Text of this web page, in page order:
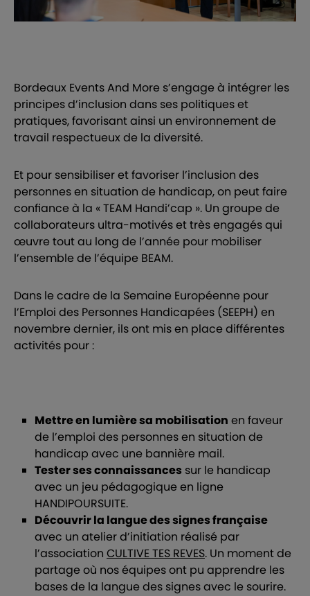
Bordeaux Events And More s’engage à intégrer les
principes d’inclusion dans ses politiques et
pratiques, favorisant ainsi un environnement de
travail respectueux de la diversité.
Et pour sensibiliser et favoriser l’inclusion des
personnes en situation de handicap, on peut faire
confiance à la « TEAM Handi’cap ». Un groupe de
collaborateurs ultra-motivés et très engagés qui
œuvre tout au long de l’année pour mobiliser
l’ensemble de l’équipe BEAM.
Dans le cadre de la Semaine Européenne pour
l’Emploi des Personnes Handicapées (SEEPH) en
novembre dernier, ils ont mis en place différentes
activités pour :
Mettre en lumière sa mobilisation en faveur
de l’emploi des personnes en situation de
handicap avec une bannière mail.
Tester ses connaissances sur le handicap
avec un jeu pédagogique en ligne
HANDIPOURSUITE.
Découvrir la langue des signes française
avec un atelier d’initiation réalisé par
l’association CULTIVE TES REVES. Un moment de
partage où nos équipes ont pu apprendre les
bases de la langue des signes avec le sourire.